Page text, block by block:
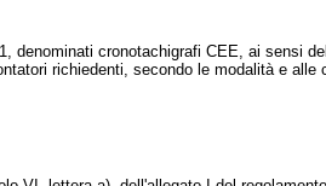
cronotachigrafi CEE, ai sensi
richiedenti, secondo le modalità e